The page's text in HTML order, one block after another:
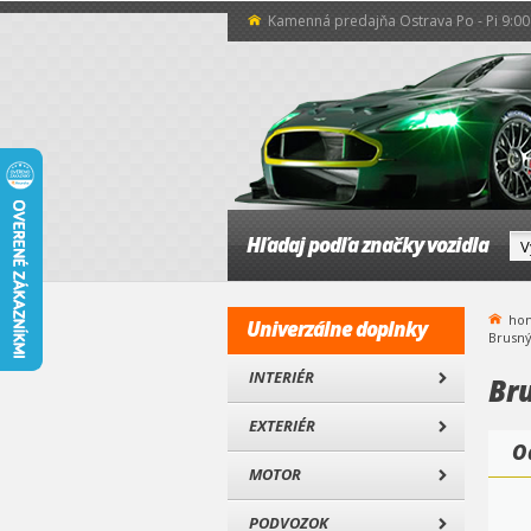
Kamenná predajňa Ostrava Po - Pi
Hľadaj podľa značky vozidla
Univerzálne doplnky
INTERIÉR
EXTERIÉR
MOTOR
PODVOZOK